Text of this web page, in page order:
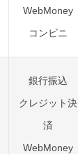
WebMoney
コンビニ
銀行振込
クレジット決
済
WebMoney